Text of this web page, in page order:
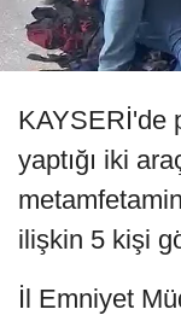
KAYSERİ'de
yaptığı iki
ilişkin 5 kişi
İl Emniyet